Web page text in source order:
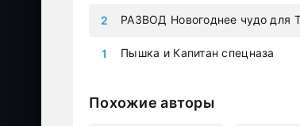
Пышка и Капитан спецназа
РАЗВОД Новогоднее чудо для
Похожие авторы